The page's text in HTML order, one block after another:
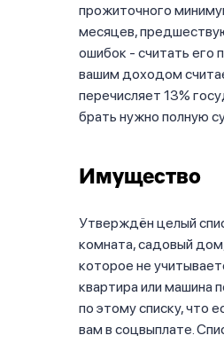
прожиточного
месяцев,
ошибок - считать его
вашим доходом
перечисляет 13%
брать нужно полную
Имущество
Утверждён целый
комната, садовый
которое не
квартира или машина
по этому списку, что
вам в соцвыплате.